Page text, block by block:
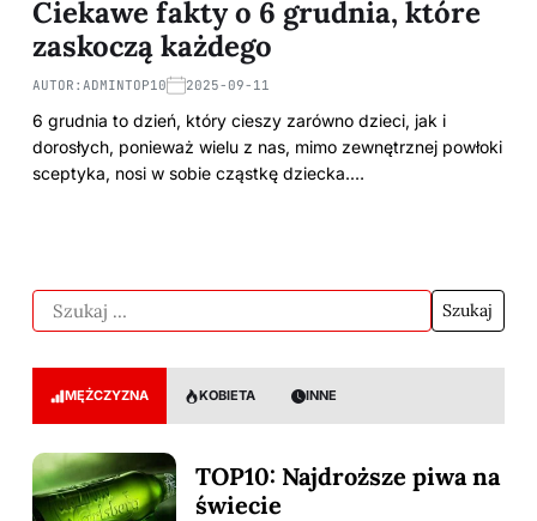
Ciekawe fakty o 6 grudnia, które
zaskoczą każdego
AUTOR: ADMINTOP10 2025-09-11
6 grudnia to dzień, który cieszy zarówno dzieci, jak i
dorosłych, ponieważ wielu z nas, mimo zewnętrznej powłoki
sceptyka, nosi w sobie cząstkę dziecka.…
MĘŻCZYZNA KOBIETA INNE
TOP10: Najdroższe piwa na
świecie